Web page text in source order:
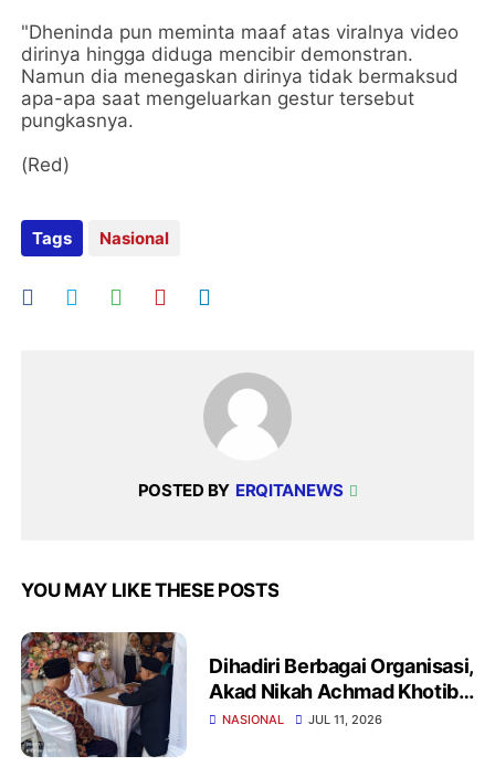
"Dheninda pun meminta maaf atas viralnya video
dirinya hingga diduga mencibir demonstran.
Namun dia menegaskan dirinya tidak bermaksud
apa-apa saat mengeluarkan gestur tersebut
pungkasnya.
(Red)
Tags Nasional
POSTED BY ERQITANEWS
YOU MAY LIKE THESE POSTS
Dihadiri Berbagai Organisasi,
Akad Nikah Achmad Khotib
dan Wiwin Winarti
NASIONAL JUL 11, 2026